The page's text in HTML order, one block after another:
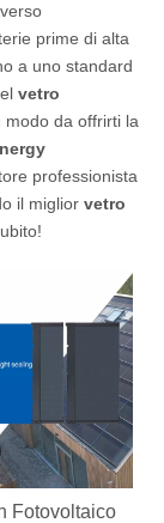
prime di alta
a uno standard
vetro
modo da offrirti la
professionista
il miglior vetro
Fotovoltaico